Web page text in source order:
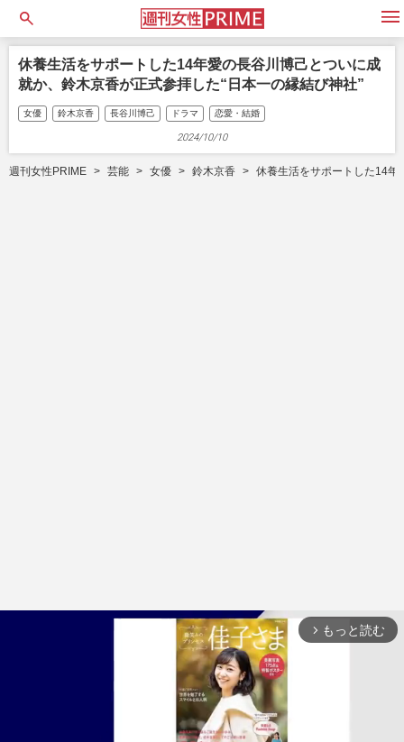
open
休養生活をサポートした14年愛の長谷川博己とついに成
就か、鈴木京香が正式参拝した“日本一の縁結び神社”
女優 鈴木京香 長谷川博己 ドラマ 恋愛・結婚
2024/10/10
週刊女性PRIME 芸能 女優 鈴木京香 休養生活をサポートした14年
arrow_forward_ios もっと読む